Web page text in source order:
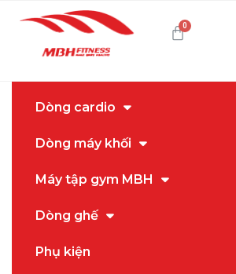
Dòng cardio
Dòng máy khối
Máy tập gym MBH
Dòng ghế
Phụ kiện